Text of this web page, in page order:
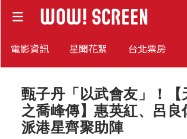
電影資訊 星聞花絮 台北票房
甄子丹「以武會友」！【
之喬峰傳】惠英紅、呂良
派港星齊聚助陣